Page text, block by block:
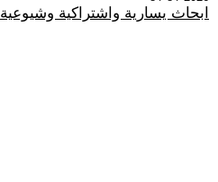
ابحاث يسارية واشتراكية وشيوعية